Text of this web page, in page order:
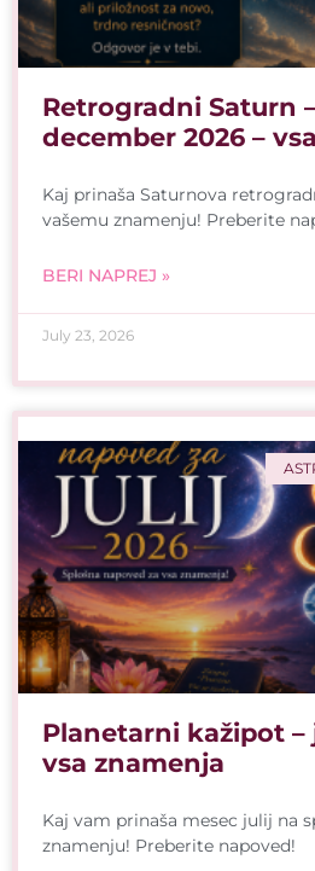
Retrogradni Saturn
december 2026 –
Kaj prinaša Saturnova
vašemu znamenju! Preberite
BERI NAPREJ »
July 23, 2026
Planetarni kažipot –
vsa znamenja
Kaj vam prinaša mesec julij na
znamenju! Preberite napoved!